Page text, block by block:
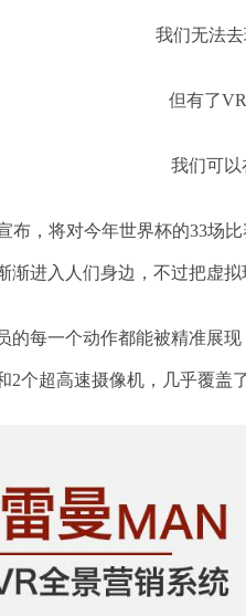
我们无法
但有了
我们可以
布，将对今年世界杯的33场
渐进入人们身边，不过把虚
的每一个动作都能被精准展
2个超高速摄像机，几乎覆盖